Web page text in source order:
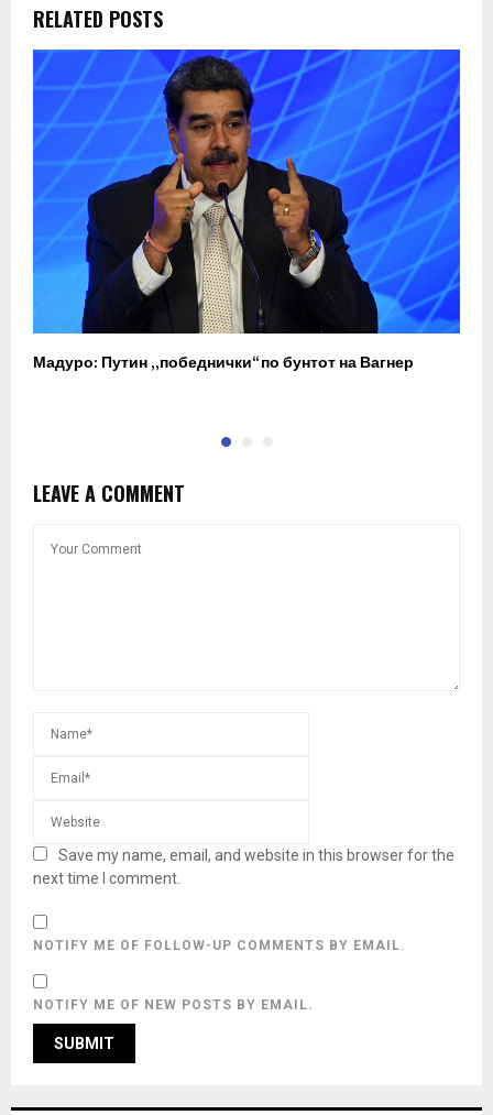
RELATED POSTS
Мадуро: Путин „победнички“ по бунтот на Вагнер
LEAVE A COMMENT
Save my name, email, and website in this browser for the
next time I comment.
NOTIFY ME OF FOLLOW-UP COMMENTS BY EMAIL.
NOTIFY ME OF NEW POSTS BY EMAIL.